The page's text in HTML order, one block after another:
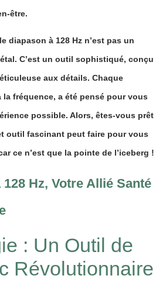
être.
diapason à 128 Hz n’est pas un
C’est un outil sophistiqué, conçu
aux détails. Chaque
la fréquence, a été pensé pour vous
possible. Alors, êtes-vous prêt
outil fascinant peut faire pour vous
ce n’est que la pointe de l’iceberg !
Hz, Votre Allié Santé
: Un Outil de
Révolutionnaire